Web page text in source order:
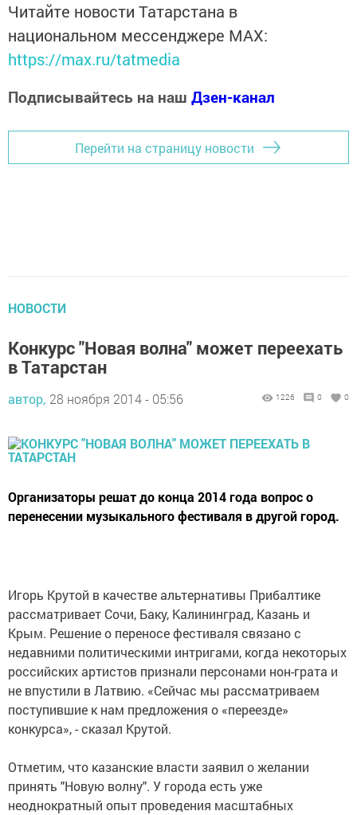
Читайте новости Татарстана в
национальном мессенджере MАХ:
https://max.ru/tatmedia
Подписывайтесь на наш Дзен-канал
Перейти на страницу новости
НОВОСТИ
Конкурс "Новая волна" может переехать
в Татарстан
автор, 28 ноября 2014 - 05:56 1226 0 0
Организаторы решат до конца 2014 года вопрос о
перенесении музыкального фестиваля в другой город.
Игорь Крутой в качестве альтернативы Прибалтике
рассматривает Сочи, Баку, Калининград, Казань и
Крым. Решение о переносе фестиваля связано с
недавними политическими интригами, когда некоторых
российских артистов признали персонами нон-грата и
не впустили в Латвию. «Сейчас мы рассматриваем
поступившие к нам предложения о «переезде»
конкурса», - сказал Крутой.
Отметим, что казанские власти заявил о желании
принять "Новую волну". У города есть уже
неоднократный опыт проведения масштабных